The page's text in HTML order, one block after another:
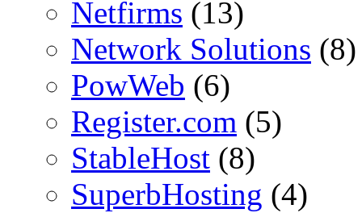
Netfirms (13)
Network Solutions (8)
PowWeb (6)
Register.com (5)
StableHost (8)
SuperbHosting (4)